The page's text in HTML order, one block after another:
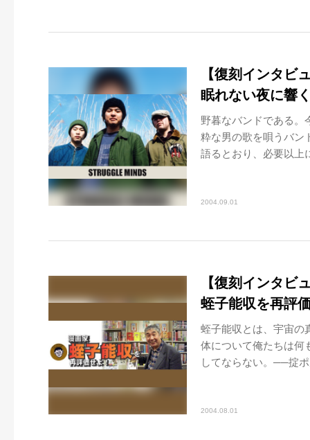
【復刻インタビ
眠れない夜に響
野暮なバンドである。
粋な男の歌を唄うバン
語るとおり、必要以上
2004.09.01
【復刻インタビ
蛭子能収を再評
蛭子能収とは、宇宙の
体について俺たちは何
してならない。──掟
2004.08.01